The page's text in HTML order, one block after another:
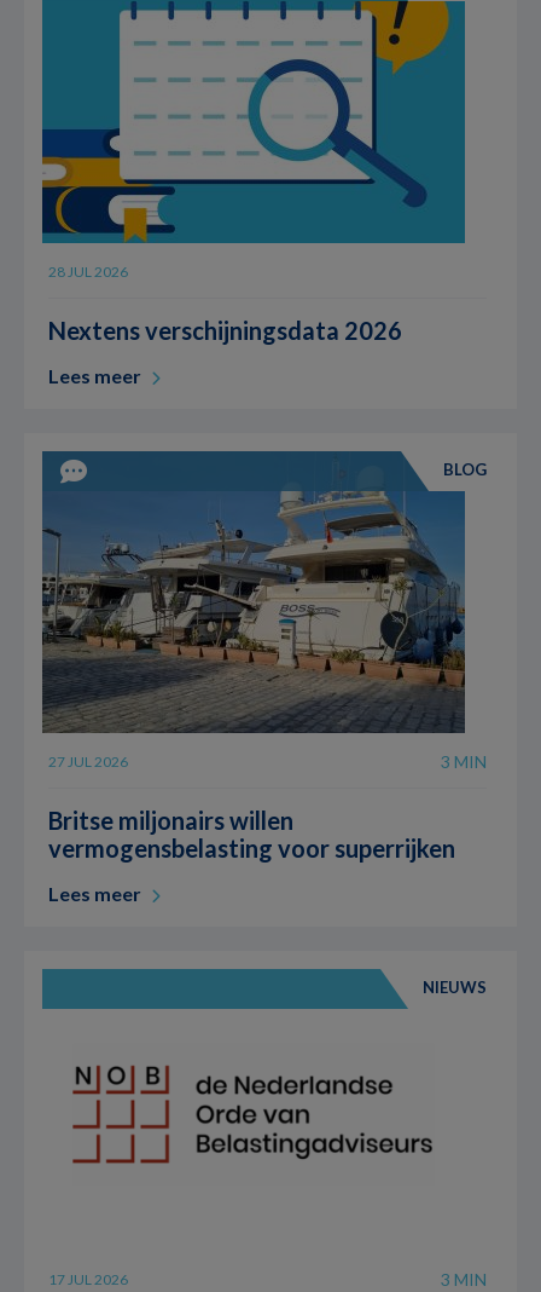
28 JUL 2026
Nextens verschijningsdata 2026
Lees meer
BLOG
27 JUL 2026 3 MIN
Britse miljonairs willen
vermogensbelasting voor superrijken
Lees meer
NIEUWS
17 JUL 2026 3 MIN